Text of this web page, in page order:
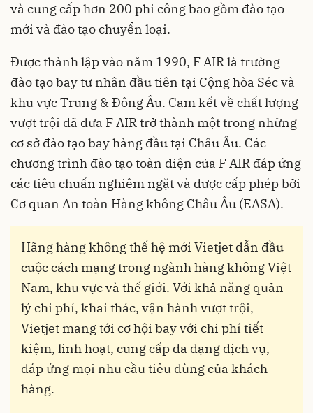
và cung cấp hơn 200 phi công bao gồm đào tạo
mới và đào tạo chuyển loại.
Được thành lập vào năm 1990, F AIR là trường
đào tạo bay tư nhân đầu tiên tại Cộng hòa Séc và
khu vực Trung & Đông Âu. Cam kết về chất lượng
vượt trội đã đưa F AIR trở thành một trong những
cơ sở đào tạo bay hàng đầu tại Châu Âu. Các
chương trình đào tạo toàn diện của F AIR đáp ứng
các tiêu chuẩn nghiêm ngặt và được cấp phép bởi
Cơ quan An toàn Hàng không Châu Âu (EASA).
Hãng hàng không thế hệ mới Vietjet dẫn đầu
cuộc cách mạng trong ngành hàng không Việt
Nam, khu vực và thế giới. Với khả năng quản
lý chi phí, khai thác, vận hành vượt trội,
Vietjet mang tới cơ hội bay với chi phí tiết
kiệm, linh hoạt, cung cấp đa dạng dịch vụ,
đáp ứng mọi nhu cầu tiêu dùng của khách
hàng.